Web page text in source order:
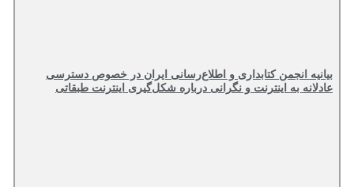
بیانیه انجمن کتابداری و اطلاع‌رسانی ایران در خصوص دسترسی
عادلانه به اینترنت و نگرانی درباره شکل‌گیری اینترنت طبقاتی